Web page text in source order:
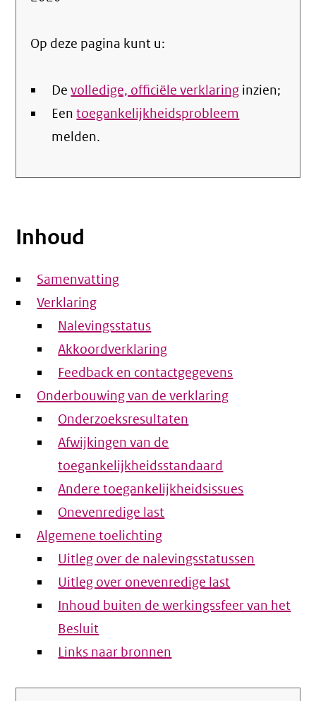
Op deze pagina kunt u:
Devolledige, officiële verklaring inzien;
Eentoegankelijkheidsprobleem
melden.
Inhoud
Samenvatting
Verklaring
Nalevingsstatus
Akkoordverklaring
Feedback en contactgegevens
Onderbouwing van de verklaring
Onderzoeksresultaten
Afwijkingen van de
toegankelijkheidsstandaard
Andere toegankelijkheidsissues
Onevenredige last
Algemene toelichting
Uitleg over de nalevingsstatussen
Uitleg over onevenredige last
Inhoud buiten de werkingssfeer van het
Besluit
Links naar bronnen